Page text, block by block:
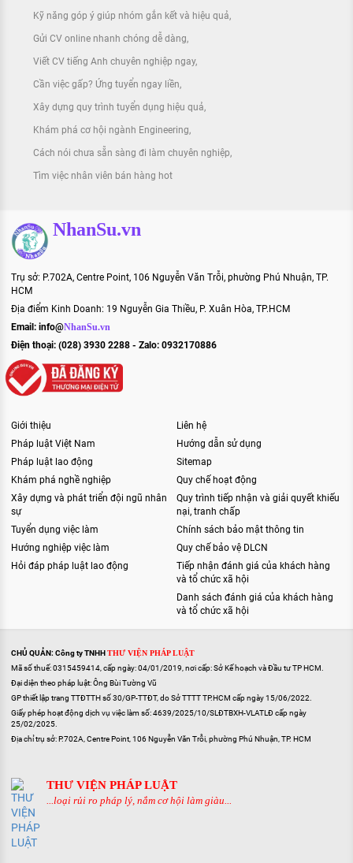
Kỹ năng góp ý giúp nhóm gắn kết và hiệu quả
Gửi CV online nhanh chóng dễ dàng
Viết CV tiếng Anh chuyên nghiệp ngay
Cần việc gấp? Ứng tuyển ngay liền
Xây dựng quy trình tuyển dụng hiệu quả
Khám phá cơ hội ngành Engineering
Cách nói chưa sẵn sàng đi làm chuyên nghiệp
Tìm việc nhân viên bán hàng hot
NhanSu.vn
Trụ sở: P.702A, Centre Point, 106 Nguyễn Văn Trỗi, phường Phú Nhuận, TP.
HCM
Địa điểm Kinh Doanh: 19 Nguyễn Gia Thiều, P. Xuân Hòa, TP.HCM
Email: info@NhanSu.vn
Điện thoại: (028) 3930 2288 - Zalo: 0932170886
Giới thiệu
Pháp luật Việt Nam
Pháp luật lao động
Khám phá nghề nghiệp
Xây dựng và phát triển đội ngũ nhân
sự
Tuyển dụng việc làm
Hướng nghiệp việc làm
Hỏi đáp pháp luật lao động
Liên hệ
Hướng dẫn sử dụng
Sitemap
Quy chế hoạt động
Quy trình tiếp nhận và giải quyết khiếu
nại, tranh chấp
Chính sách bảo mật thông tin
Quy chế bảo vệ DLCN
Tiếp nhận đánh giá của khách hàng
và tổ chức xã hội
Danh sách đánh giá của khách hàng
và tổ chức xã hội
CHỦ QUẢN: Công ty TNHHTHƯ VIỆN PHÁP LUẬT
Mã số thuế: 0315459414, cấp ngày: 04/01/2019, nơi cấp: Sở Kế hoạch và Đầu tư TP HCM.
Đại diện theo pháp luật: Ông Bùi Tường Vũ
GP thiết lập trang TTĐTTH số 30/GP-TTĐT, do Sở TTTT TP.HCM cấp ngày 15/06/2022.
Giấy phép hoạt động dịch vụ việc làm số: 4639/2025/10/SLĐTBXH-VLATLĐ cấp ngày
25/02/2025.
Địa chỉ trụ sở: P.702A, Centre Point, 106 Nguyễn Văn Trỗi, phường Phú Nhuận, TP. HCM
THƯ VIỆN PHÁP LUẬT
...loại rủi ro pháp lý, nắm cơ hội làm giàu...